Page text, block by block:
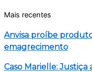
Mais recentes
Anvisa proíbe
emagrecimento
Caso Marielle: Justiça